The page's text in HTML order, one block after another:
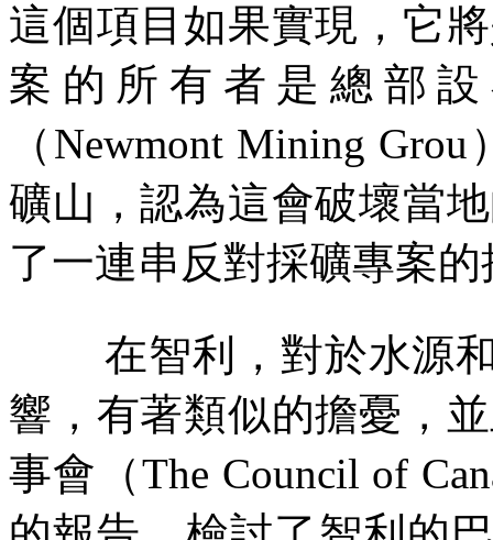
這個項目如果實現，它
案的所有者是總部
（ Newmont Mining Grou
礦山，認為這會破壞當
了一連串反對採礦專案
在智利，對於水源
響，有著類似的擔憂，
事會（The Council of